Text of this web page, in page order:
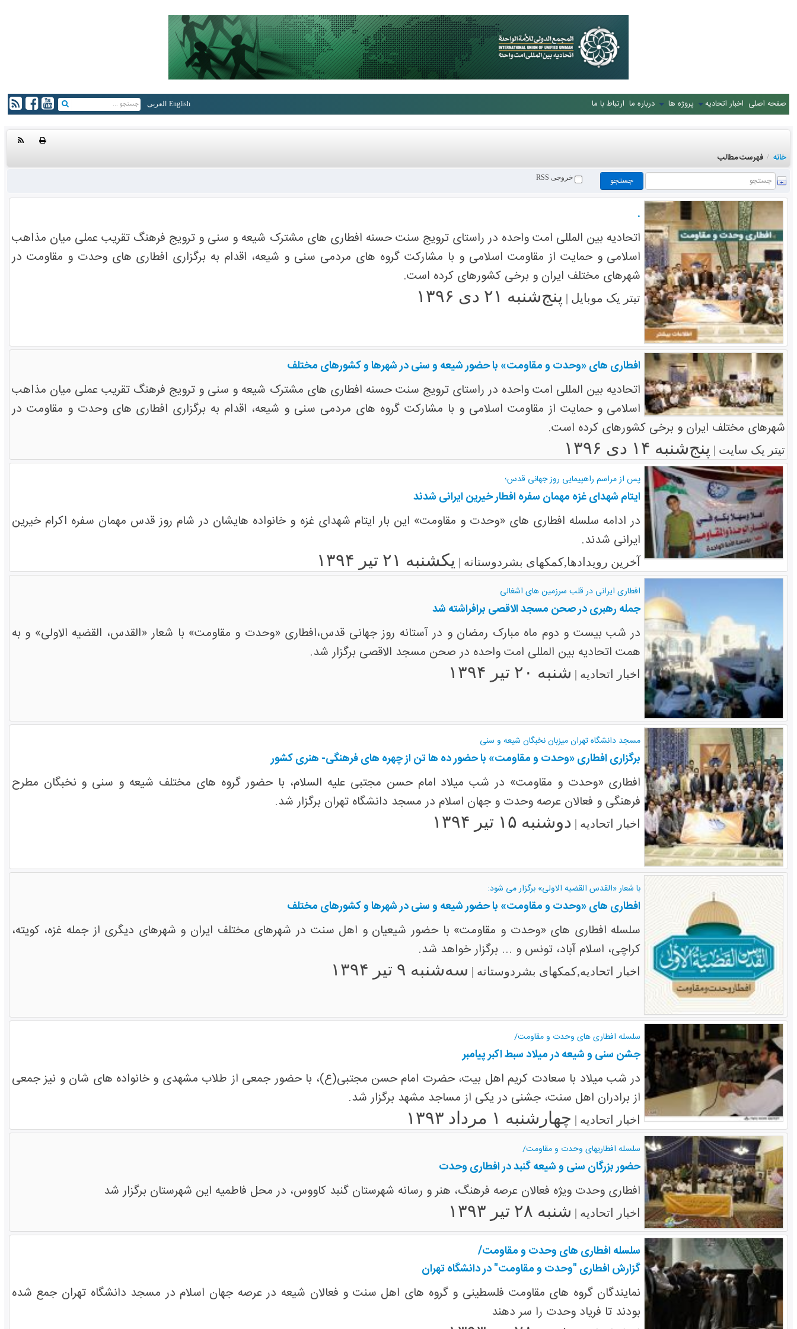
English العربی صفحه اصلی اخبار اتحادیه پروژه ها درباره ما ارتباط با ما
خانه / فهرست مطالب
خروجی RSS
.
اتحادیه بین المللی امت واحده در راستای ترویج سنت حسنه افطاری های مشترک شیعه و سنی و ترویج فرهنگ تقریب عملی میان مذاهب
اسلامی و حمایت از مقاومت اسلامی و با مشارکت گروه های مردمی سنی و شیعه، اقدام به برگزاری افطاری های وحدت و مقاومت در
شهرهای مختلف ایران و برخی کشورهای کرده است.
تیتر یک موبایل | پنج‌شنبه ۲۱ دی ۱۳۹۶
افطاری های «وحدت و مقاومت» با حضور شیعه و سنی در شهرها و کشورهای مختلف
اتحادیه بین المللی امت واحده در راستای ترویج سنت حسنه افطاری های مشترک شیعه و سنی و ترویج فرهنگ تقریب عملی میان مذاهب
اسلامی و حمایت از مقاومت اسلامی و با مشارکت گروه های مردمی سنی و شیعه، اقدام به برگزاری افطاری های وحدت و مقاومت در
شهرهای مختلف ایران و برخی کشورهای کرده است.
تیتر یک سایت | پنج‌شنبه ۱۴ دی ۱۳۹۶
پس از مراسم راهپیمایی روز جهانی قدس؛
ایتام شهدای غزه مهمان سفره افطار خیرین ایرانی شدند
در ادامه سلسله افطاری های «وحدت و مقاومت» این بار ایتام شهدای غزه و خانواده هایشان در شام روز قدس مهمان سفره اکرام خیرین
ایرانی شدند.
آخرین رویدادها,کمکهای بشردوستانه | یکشنبه ۲۱ تیر ۱۳۹۴
افطاری ایرانی در قلب سرزمین های اشغالی
جمله رهبری در صحن مسجد الاقصی برافراشته شد
در شب بیست و دوم ماه مبارک رمضان و در آستانه روز جهانی قدس،افطاری «وحدت و مقاومت» با شعار «القدس، القضیه الاولی» و به
همت اتحادیه بین المللی امت واحده در صحن مسجد الاقصی برگزار شد.
اخبار اتحادیه | شنبه ۲۰ تیر ۱۳۹۴
مسجد دانشگاه تهران میزبان نخبگان شیعه و سنی
برگزاری افطاری «وحدت و مقاومت» با حضور ده ها تن از چهره های فرهنگی- هنری کشور
افطاری «وحدت و مقاومت» در شب میلاد امام حسن مجتبی علیه السلام، با حضور گروه های مختلف شیعه و سنی و نخبگان مطرح
فرهنگی و فعالان عرصه وحدت و جهان اسلام در مسجد دانشگاه تهران برگزار شد.
اخبار اتحادیه | دوشنبه ۱۵ تیر ۱۳۹۴
با شعار «القدس القضیه الاولی» برگزار می شود:
افطاری های «وحدت و مقاومت» با حضور شیعه و سنی در شهرها و کشورهای مختلف
سلسله افطاری های «وحدت و مقاومت» با حضور شیعیان و اهل سنت در شهرهای مختلف ایران و شهرهای دیگری از جمله غزه، کویته،
کراچی، اسلام آباد، تونس و ... برگزار خواهد شد.
اخبار اتحادیه,کمکهای بشردوستانه | سه‌شنبه ۹ تیر ۱۳۹۴
سلسله افطاری های وحدت و مقاومت/
جشن سنی و شیعه در میلاد سبط اکبر پیامبر
در شب میلاد با سعادت کریم اهل بیت، حضرت امام حسن مجتبی(ع)، با حضور جمعی از طلاب مشهدی و خانواده های شان و نیز جمعی
از برادران اهل سنت، جشنی در یکی از مساجد مشهد برگزار شد.
اخبار اتحادیه | چهارشنبه ۱ مرداد ۱۳۹۳
سلسله افطاریهای وحدت و مقاومت/
حضور بزرگان سنی و شیعه گنبد در افطاری وحدت
افطاری وحدت ویژه فعالان عرصه فرهنگ، هنر و رسانه شهرستان گنبد کاووس، در محل فاطمیه این شهرستان برگزار شد
اخبار اتحادیه | شنبه ۲۸ تیر ۱۳۹۳
سلسله افطاری های وحدت و مقاومت/
گزارش افطاری "وحدت و مقاومت" در دانشگاه تهران
نمایندگان گروه های مقاومت فلسطینی و گروه های اهل سنت و فعالان شیعه در عرصه جهان اسلام در مسجد دانشگاه تهران جمع شده
بودند تا فریاد وحدت را سر دهند